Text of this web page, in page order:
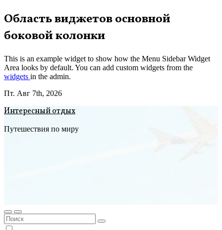
Перейти
к
содержимому
Область виджетов основной
боковой колонки
This is an example widget to show how the Menu Sidebar Widget
Area looks by default. You can add custom widgets from the
widgets in the admin.
Пт. Авг 7th, 2026
Интересный отдых
Путешествия по миру